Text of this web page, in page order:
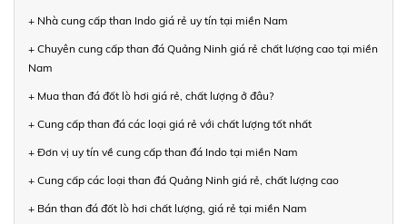
+ Nhà cung cấp than Indo giá rẻ uy tín tại miền Nam
+ Chuyên cung cấp than đá Quảng Ninh giá rẻ chất lượng cao tại miền
Nam
+ Mua than đá đốt lò hơi giá rẻ, chất lượng ở đâu?
+ Cung cấp than đá các loại giá rẻ với chất lượng tốt nhất
+ Đơn vị uy tín về cung cấp than đá Indo tại miền Nam
+ Cung cấp các loại than đá Quảng Ninh giá rẻ, chất lượng cao
+ Bán than đá đốt lò hơi chất lượng, giá rẻ tại miền Nam